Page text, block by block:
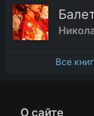
Все
О сайте